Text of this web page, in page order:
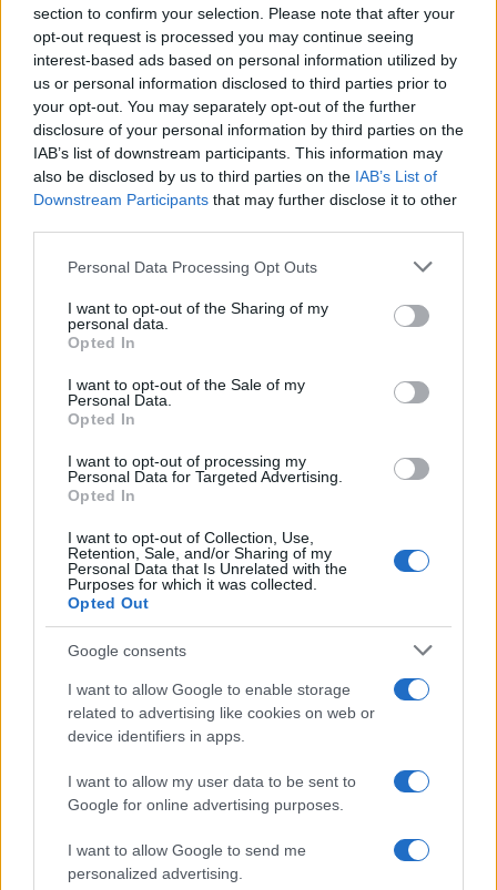
section to confirm your selection. Please note that after your
opt-out request is processed you may continue seeing
interest-based ads based on personal information utilized by
us or personal information disclosed to third parties prior to
your opt-out. You may separately opt-out of the further
disclosure of your personal information by third parties on the
IAB’s list of downstream participants. This information may
also be disclosed by us to third parties on the IAB’s List of
Downstream Participants that may further disclose it to other
Please note that this website/app uses one or more Google
not limited to your visit or usage behaviour. You may click to
grant or deny consent to Google and its third-party tags to
use your data for below specified purposes in below Google
consent section.
Personal Data Processing Opt Outs
I want to opt-out of the Sharing of my
personal data.
Opted In
I want to opt-out of the Sale of my
Personal Data.
Opted In
I want to opt-out of processing my
Personal Data for Targeted Advertising.
Opted In
I want to opt-out of Collection, Use,
Retention, Sale, and/or Sharing of my
Personal Data that Is Unrelated with the
Purposes for which it was collected.
Opted Out
Google consents
I want to allow Google to enable storage
related to advertising like cookies on web or
device identifiers in apps.
I want to allow my user data to be sent to
Google for online advertising purposes.
I want to allow Google to send me
personalized advertising.
10:3626.10.23
Μποφίλιου από την Ζουγανέλη
07:3119.07.23
Η Ελένη
Βόρεια Εύβοια
14:2311.06.23
100% υπέρ της
υιοθεσίας παιδιών από
ομόφυλα ζευγάρια